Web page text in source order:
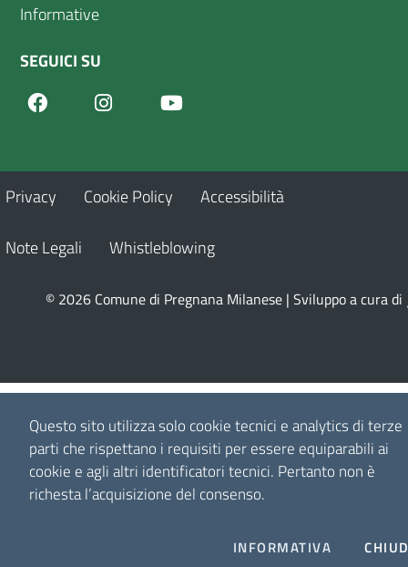
Questo sito utilizza solo cookie tecnici e analytics di terze
parti che rispettano i requisiti per essere equiparabili ai
cookie e agli altri identificatori tecnici. Pertanto non è
richesta l’acquisizione del consenso.
INFORMATIVA
Informative
SEGUICI SU
FacebookInstagram
Privacy Cookie Policy Accessibilità
Note Legali Whistleblowing
© 2026 Comune di Pregnana Milanese | Sviluppo a cura di